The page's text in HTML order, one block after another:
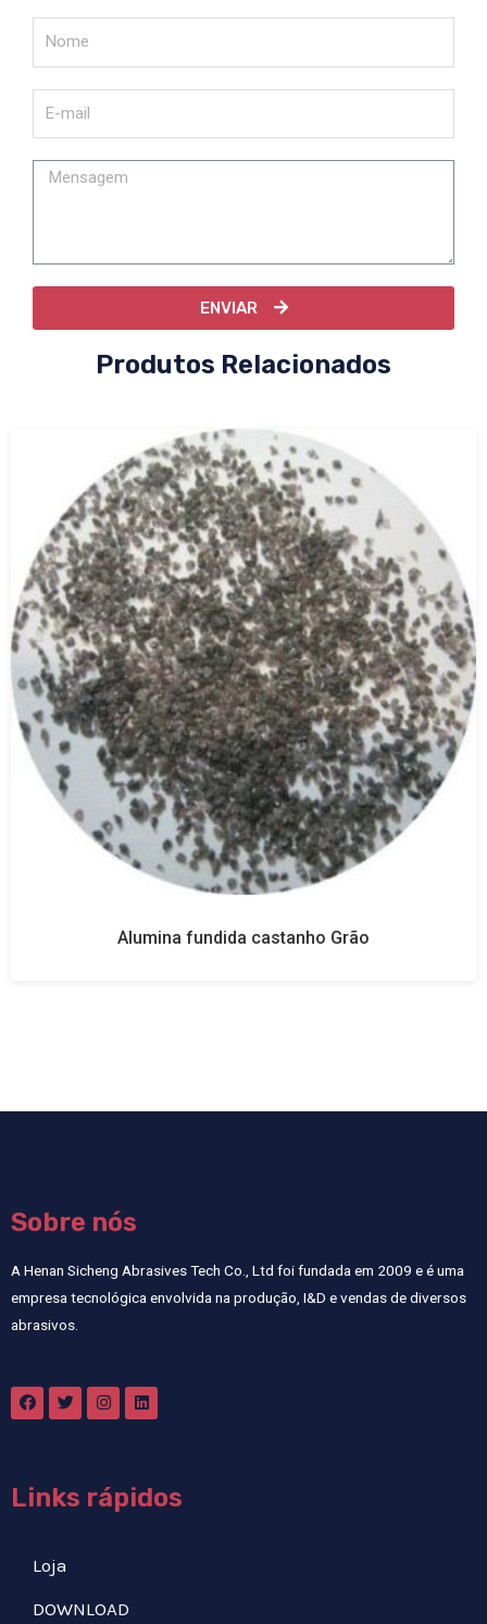
ENVIAR
Produtos Relacionados
Alumina fundida castanho Grão
Sobre nós
A Henan Sicheng Abrasives Tech Co., Ltd foi fundada em 2009 e é uma
empresa tecnológica envolvida na produção, I&D e vendas de diversos
abrasivos.
Links rápidos
Loja
DOWNLOAD